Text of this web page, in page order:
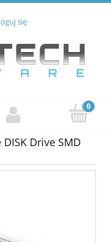
się
Drive SMD